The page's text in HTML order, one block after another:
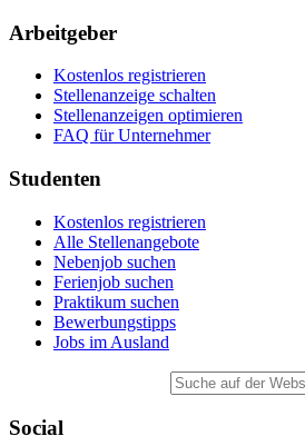
Arbeitgeber
Kostenlos registrieren
Stellenanzeige schalten
Stellenanzeigen optimieren
FAQ für Unternehmer
Studenten
Kostenlos registrieren
Alle Stellenangebote
Nebenjob suchen
Ferienjob suchen
Praktikum suchen
Bewerbungstipps
Jobs im Ausland
Social